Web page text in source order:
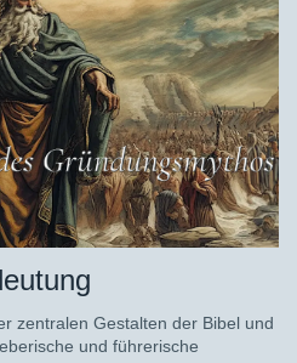
zentralen Gestalten der Bibel und
und führerische